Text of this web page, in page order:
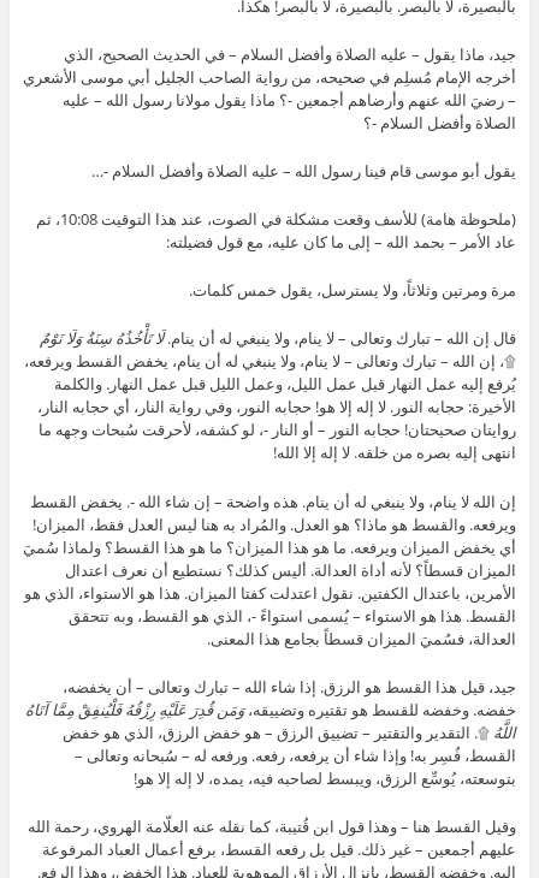
بالبصيرة، لا بالبصر. بالبصيرة، لا بالبصر! هكذا.
جيد، ماذا يقول – عليه الصلاة وأفضل السلام – في الحديث الصحيح، الذي
أخرجه الإمام مُسلِم في صحيحه، من رواية الصاحب الجليل أبي موسى الأشعري
– رضيَ الله عنهم وأرضاهم أجمعين -؟ ماذا يقول مولانا رسول الله – عليه
الصلاة وأفضل السلام -؟
يقول أبو موسى قام فينا رسول الله – عليه الصلاة وأفضل السلام -…
(ملحوظة هامة) للأسف وقعت مشكلة في الصوت، عند هذا التوقيت 10:08، ثم
عاد الأمر – بحمد الله – إلى ما كان عليه، مع قول فضيلته:
مرة ومرتين وثلاثاً، ولا يسترسل، يقول خمس كلمات.
قال إن الله – تبارك وتعالى – لا ينام، ولا ينبغي له أن ينام.لَا تَأْخُذُهُ سِنَةٌ وَلَا نَوْمٌ
۩، إن الله – تبارك وتعالى – لا ينام، ولا ينبغي له أن ينام، يخفض القسط ويرفعه،
يُرفع إليه عمل النهار قبل عمل الليل، وعمل الليل قبل عمل النهار. والكلمة
الأخيرة: حجابه النور. لا إله إلا هو! حجابه النور، وفي رواية النار، أي حجابه النار،
روايتان صحيحتان! حجابه النور – أو النار -، لو كشفه، لأحرقت سُبحات وجهه ما
انتهى إليه بصره من خلقه. لا إله إلا الله!
إن الله لا ينام، ولا ينبغي له أن ينام. هذه واضحة – إن شاء الله -. يخفض القسط
ويرفعه. والقسط هو ماذا؟ هو العدل. والمُراد به هنا ليس العدل فقط، الميزان!
أي يخفض الميزان ويرفعه. ما هو هذا الميزان؟ ما هو هذا القسط؟ ولماذا سُميَ
الميزان قسطاً؟ لأنه أداة العدالة. أليس كذلك؟ نستطيع أن نعرف اعتدال
الأمرين، باعتدال الكفتين. نقول اعتدلت كفتا الميزان. هذا هو الاستواء، الذي هو
القسط. هذا هو الاستواء – يُسمى استواءً -، الذي هو القسط، وبه تتحقق
العدالة، فسُميَ الميزان قسطاً بجامع هذا المعنى.
جيد، قيل هذا القسط هو الرزق. إذا شاء الله – تبارك وتعالى – أن يخفضه،
خفضه. وخفضه للقسط هو تقتيره وتضييقه،وَمَن قُدِرَ عَلَيْهِ رِزْقُهُ فَلْيُنفِقْ مِمَّا آتَاهُ
اللَّهُ ۩. التقدير والتقتير – تضييق الرزق – هو خفض الرزق، الذي هو خفض
القسط، فُسِر به! وإذا شاء أن يرفعه، رفعه. ورفعه له – سُبحانه وتعالى –
بتوسعته، يُوسِّع الرزق، ويبسط لصاحبه فيه، يمده، لا إله إلا هو!
وقيل القسط هنا – وهذا قول ابن قُتيبة، كما نقله عنه العلّامة الهروي، رحمة الله
عليهم أجمعين – غير ذلك. قيل بل رفعه القسط، برفع أعمال العباد المرفوعة
إليه. وخفضه القسط، بإنزال الأرزاق الموهوبة للعباد. هذا الخفض، وهذا الرفع.